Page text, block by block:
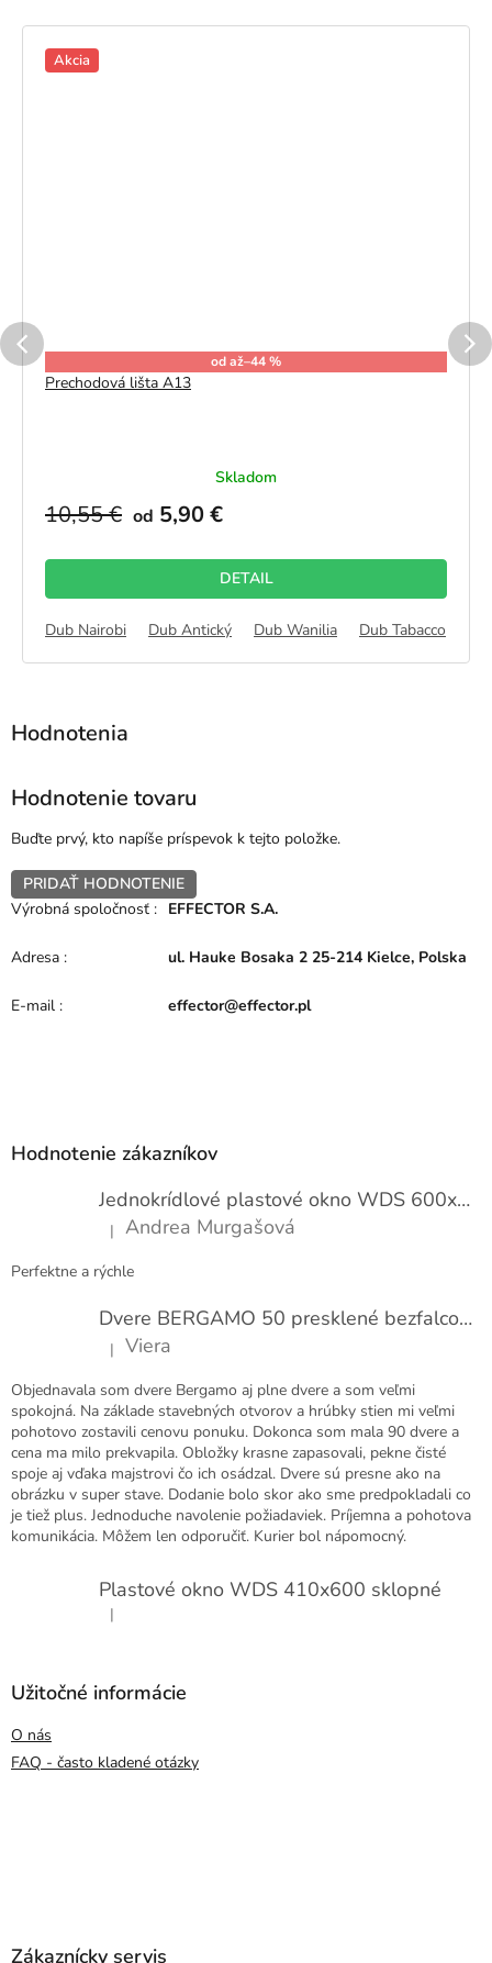
Striebro Orech
Akcia
odaž–44 %
Prechodová lišta A13
Skladom
od 5,90 €
10,55 €
DETAIL
Dub Nairobi Dub Antický Dub Wanilia Dub Tabacco
Hodnotenie tovaru
Buďte prvý, kto napíše príspevok k tejto položke.
PRIDAŤ HODNOTENIE
Výrobná spoločnosť : EFFECTOR S.A.
Adresa : ul. Hauke Bosaka 2 25-214 Kielce, Polska
E-mail : effector@effector.pl
Hodnotenie zákazníkov
Jednokrídlové plastové okno WDS 600x1000
Hodnotenie produktu je 5 z 5 hviezdičiek.
| Andrea Murgašová
Perfektne a rýchle
Dvere BERGAMO 50 presklené bezfalcové EXTRA
Hodnotenie produktu je 5 z 5 hviezdičiek.
| Viera
Objednavala som dvere Bergamo aj plne dvere a som veľmi
spokojná. Na základe stavebných otvorov a hrúbky stien mi veľmi
pohotovo zostavili cenovu ponuku. Dokonca som mala 90 dvere a
cena ma milo prekvapila. Obložky krasne zapasovali, pekne čisté
spoje aj vďaka majstrovi čo ich osádzal. Dvere sú presne ako na
obrázku v super stave. Dodanie bolo skor ako sme predpokladali co
je tiež plus. Jednoduche navolenie požiadaviek. Príjemna a pohotova
komunikácia. Môžem len odporučiť. Kurier bol nápomocný.
Plastové okno WDS 410x600 sklopné
Hodnotenie produktu je 5 z 5 hviezdičiek.
|
Užitočné informácie
O nás
FAQ - často kladené otázky
Zákaznícky servis